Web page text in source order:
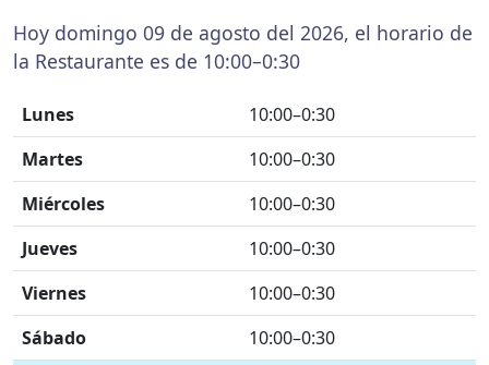
Hoy domingo 09 de agosto del 2026, el horario de
la Restaurante es de 10:00–0:30
Lunes
10:00–0:30
Martes
10:00–0:30
Miércoles
10:00–0:30
Jueves
10:00–0:30
Viernes
10:00–0:30
Sábado
10:00–0:30